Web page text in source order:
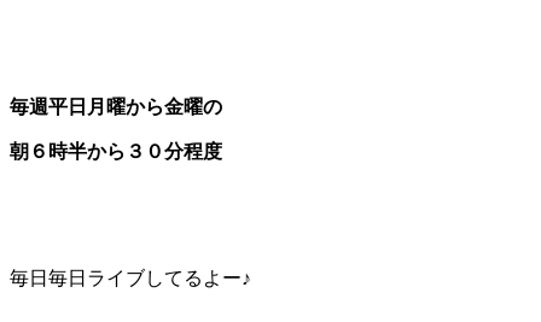
毎週平日月曜から金曜の
朝６時半から３０分程度
毎日毎日ライブしてるよー♪